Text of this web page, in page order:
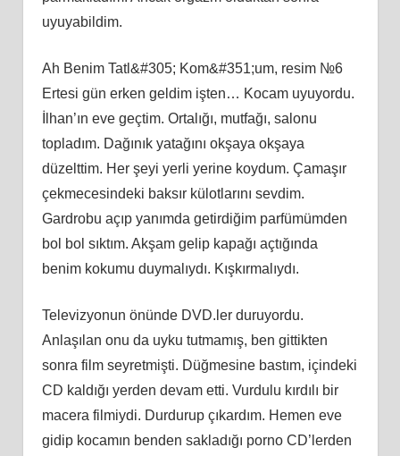
uyuyabildim.
Ah Benim Tatl&#305; Kom&#351;um, resim №6
Ertesi gün erken geldim işten… Kocam uyuyordu.
İlhan’ın eve geçtim. Ortalığı, mutfağı, salonu
topladım. Dağınık yatağını okşaya okşaya
düzelttim. Her şeyi yerli yerine koydum. Çamaşır
çekmecesindeki baksır külotlarını sevdim.
Gardrobu açıp yanımda getirdiğim parfümümden
bol bol sıktım. Akşam gelip kapağı açtığında
benim kokumu duymalıydı. Kışkırmalıydı.
Televizyonun önünde DVD.ler duruyordu.
Anlaşılan onu da uyku tutmamış, ben gittikten
sonra film seyretmişti. Düğmesine bastım, içindeki
CD kaldığı yerden devam etti. Vurdulu kırdılı bir
macera filmiydi. Durdurup çıkardım. Hemen eve
gidip kocamın benden sakladığı porno CD’lerden